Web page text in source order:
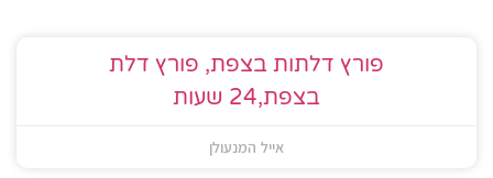
פורץ דלתות בצפת, פורץ דלת
בצפת,24 שעות
אייל המנעולן